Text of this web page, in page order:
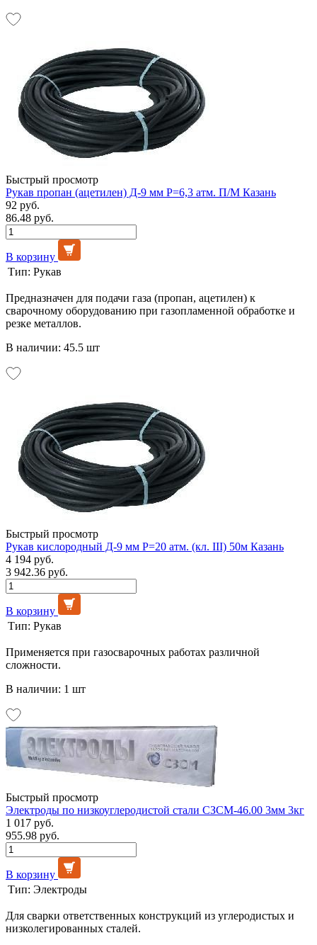
Быстрый просмотр
Рукав пропан (ацетилен) Д-9 мм Р=6,3 атм. П/М Казань
92 руб.
86.48 руб.
В корзину
Тип: Рукав
Предназначен для подачи газа (пропан, ацетилен) к
сварочному оборудованию при газопламенной обработке и
резке металлов.
В наличии: 45.5 шт
Быстрый просмотр
Рукав кислородный Д-9 мм Р=20 атм. (кл. III) 50м Казань
4 194 руб.
3 942.36 руб.
В корзину
Тип: Рукав
Применяется при газосварочных работах различной
сложности.
В наличии: 1 шт
Быстрый просмотр
Электроды по низкоуглеродистой стали СЗСМ-46.00 3мм 3кг
1 017 руб.
955.98 руб.
В корзину
Тип: Электроды
Для сварки ответственных конструкций из углеродистых и
низколегированных сталей.